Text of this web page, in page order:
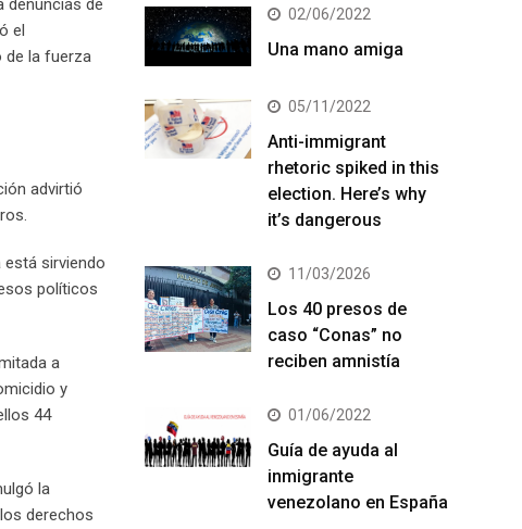
el
de la fuerza
advirtió
está sirviendo
políticos
a
y
44
la
derechos
02/06/2022
Una mano amiga
05/11/2022
Anti-immigrant
rhetoric spiked in this
election. Here’s why
it’s dangerous
11/03/2026
Los 40 presos de
caso “Conas” no
reciben amnistía
01/06/2022
Guía de ayuda al
inmigrante
venezolano en España